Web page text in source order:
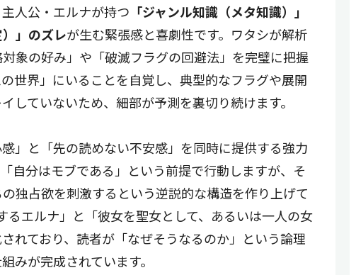
人公・エルナが持つ 「ジャンル知識（メタ知識）」
」のズレが生む緊張感と喜劇性です。ワタシが解析
象の好み」や「破滅フラグの回避法」を完璧に把握
世界」にいることを自覚し、典型的なフラグや展開
していないため、細部が予測を裏切り続けます。
」と「先の読めない不安感」を同時に提供する強力
自分はモブである」という前提で行動しますが、そ
独占欲を刺激するという逆説的な構造を作り上げて
エルナ」と「彼女を聖女として、あるいは一人の女
れており、読者が「なぜそうなるのか」という論理
みが完成されています。